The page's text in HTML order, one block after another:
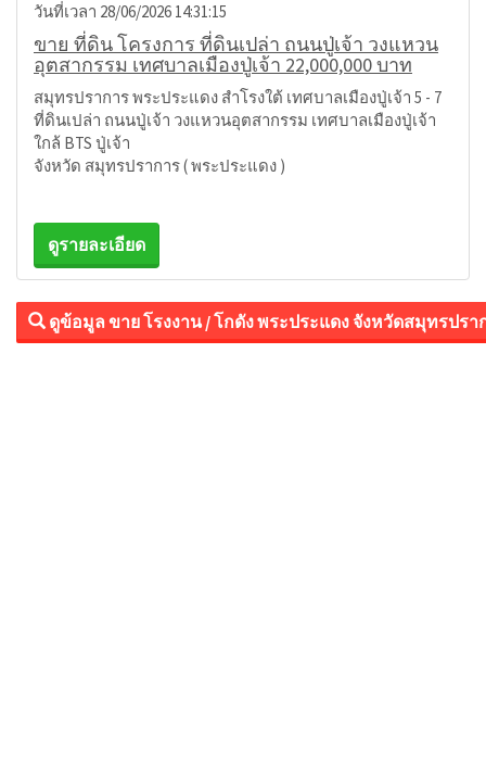
วันที่เวลา 28/06/2026 14:31:15
ขาย ที่ดิน โครงการ ที่ดินเปล่า ถนนปู่เจ้า วงแหวน
อุตสากรรม เทศบาลเมืองปู่เจ้า 22,000,000 บาท
สมุทรปราการ พระประแดง สำโรงใต้ เทศบาลเมืองปู่เจ้า 5 - 7
ที่ดินเปล่า ถนนปู่เจ้า วงแหวนอุตสากรรม เทศบาลเมืองปู่เจ้า
ใกล้ BTS ปู่เจ้า
จังหวัด สมุทรปราการ ( พระประแดง )
ดูรายละเอียด
ดูข้อมูล ขาย โรงงาน / โกดัง พระประแดง จังหวัดสมุทรปร